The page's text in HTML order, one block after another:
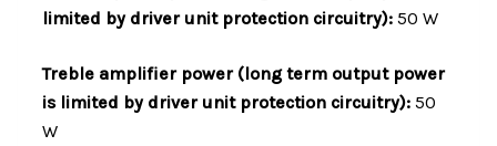
limited by driver unit protection circuitry):50 W
Treble amplifier power (long term output power
is limited by driver unit protection circuitry):50
W